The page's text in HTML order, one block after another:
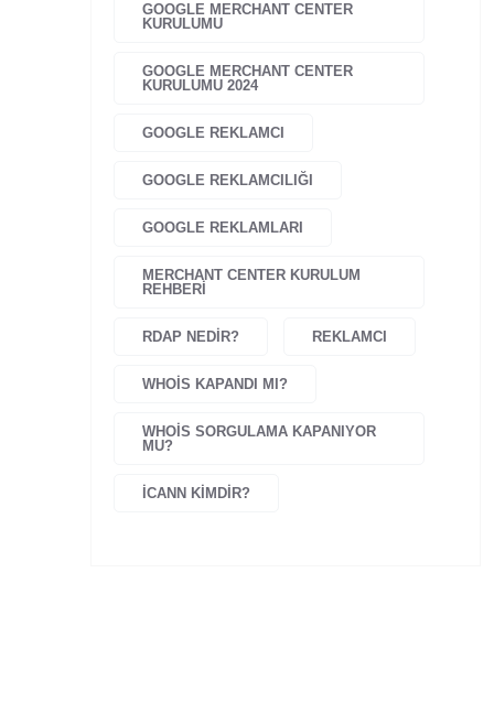
GOOGLE MERCHANT CENTER
KURULUMU
GOOGLE MERCHANT CENTER
KURULUMU 2024
GOOGLE REKLAMCI
GOOGLE REKLAMCILIĞI
GOOGLE REKLAMLARI
MERCHANT CENTER KURULUM
REHBERI
RDAP NEDIR? REKLAMCI
WHOIS KAPANDI MI?
WHOIS SORGULAMA KAPANIYOR
MU?
İCANN KIMDIR?